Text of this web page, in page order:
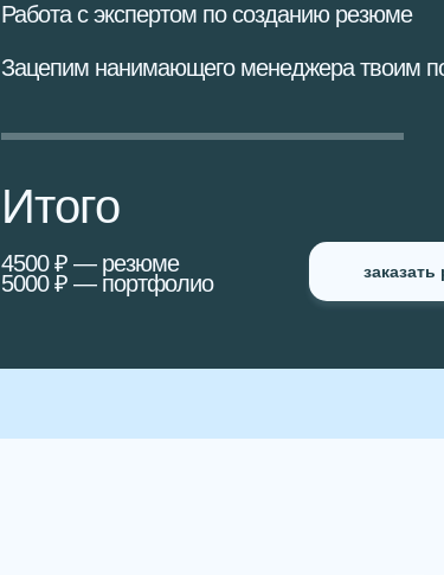
Работа с экспертом по созданию резюме
Зацепим нанимающего менеджера твоим
Итого
4500 ₽ — резюме
5000 ₽ — портфолио